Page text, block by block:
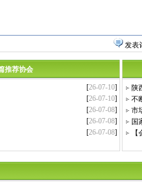
发表
推荐协会
[26-07-10]
[26-07-10]
[26-07-08]
[26-07-08]
[26-07-08]
陕
不
市
国